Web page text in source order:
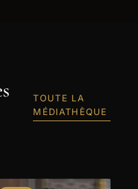
TOUTE LA
MÉDIATHÈQUE